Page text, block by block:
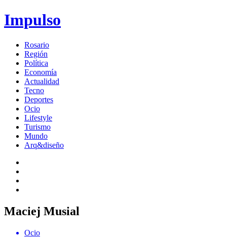
Impulso
Rosario
Región
Política
Economía
Actualidad
Tecno
Deportes
Ocio
Lifestyle
Turismo
Mundo
Arq&diseño
Maciej Musial
Ocio